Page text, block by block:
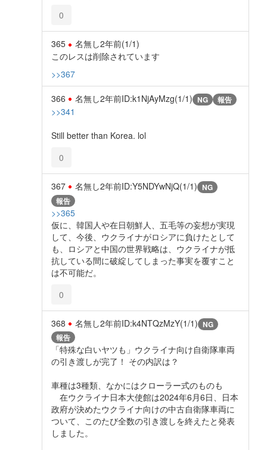
0
365 名無し2年前(1/1)
このレスは削除されています
>>367
366 名無し2年前ID:k1NjAyMzg(1/1) NG 報告
>>341
Still better than Korea. lol
0
367 名無し2年前ID:Y5NDYwNjQ(1/1) NG
報告
>>365
仮に、韓国人や在日朝鮮人、五毛等の妄想が実現
して、今後、ウクライナがロシアに負けたとして
も、ロシアと中国の世界戦略は、ウクライナが抵
抗している間に破綻してしまった事実を覆すこと
は不可能だ。
0
368 名無し2年前ID:k4NTQzMzY(1/1) NG
報告
「特殊な白いヤツも」ウクライナ向け自衛隊車両
の引き渡しが完了！ その内訳は？
車種は3種類、なかにはクローラー式のものも
在ウクライナ日本大使館は2024年6月6日、日本
政府が決めたウクライナ向けの中古自衛隊車両に
ついて、このたび全数の引き渡しを終えたと発表
しました。